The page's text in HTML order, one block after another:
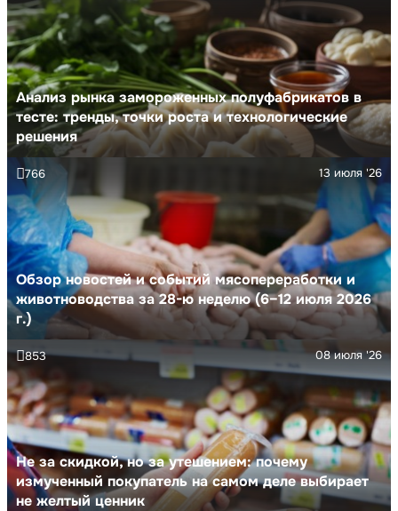
Анализ рынка замороженных полуфабрикатов в
тесте: тренды, точки роста и технологические
решения
Обзор новостей и событий мясопереработки и
животноводства за 28-ю неделю (6–12 июля 2026
г.)
13 июля '26
766
Не за скидкой, но за утешением: почему
измученный покупатель на самом деле выбирает
не желтый ценник
08 июля '26
853